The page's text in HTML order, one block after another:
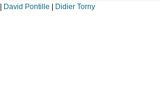
David Pontille Didier Torny